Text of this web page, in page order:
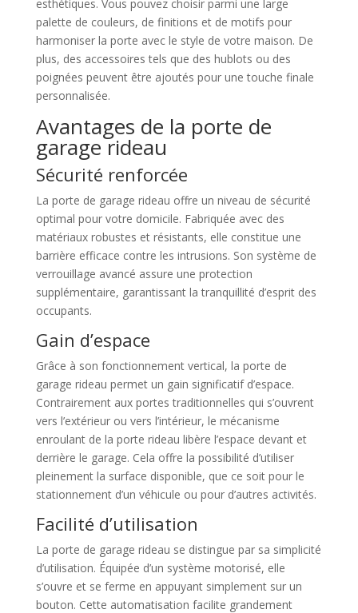
esthétiques. Vous pouvez choisir parmi une large
palette de couleurs, de finitions et de motifs pour
harmoniser la porte avec le style de votre maison. De
plus, des accessoires tels que des hublots ou des
poignées peuvent être ajoutés pour une touche finale
personnalisée.
Avantages de la porte de
garage rideau
Sécurité renforcée
La porte de garage rideau offre un niveau de sécurité
optimal pour votre domicile. Fabriquée avec des
matériaux robustes et résistants, elle constitue une
barrière efficace contre les intrusions. Son système de
verrouillage avancé assure une protection
supplémentaire, garantissant la tranquillité d’esprit des
occupants.
Gain d’espace
Grâce à son fonctionnement vertical, la porte de
garage rideau permet un gain significatif d’espace.
Contrairement aux portes traditionnelles qui s’ouvrent
vers l’extérieur ou vers l’intérieur, le mécanisme
enroulant de la porte rideau libère l’espace devant et
derrière le garage. Cela offre la possibilité d’utiliser
pleinement la surface disponible, que ce soit pour le
stationnement d’un véhicule ou pour d’autres activités.
Facilité d’utilisation
La porte de garage rideau se distingue par sa simplicité
d’utilisation. Équipée d’un système motorisé, elle
s’ouvre et se ferme en appuyant simplement sur un
bouton. Cette automatisation facilite grandement